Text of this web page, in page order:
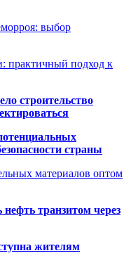
выбор
практичный подход к
строительство
страны
материалов оптом
нефть транзитом через
жителям